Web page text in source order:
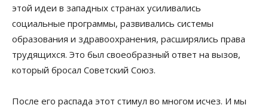
этой идеи в западных странах усиливались
социальные программы, развивались системы
образования и здравоохранения, расширялись права
трудящихся. Это был своеобразный ответ на вызов,
который бросал Советский Союз.
После его распада этот стимул во многом исчез. И мы